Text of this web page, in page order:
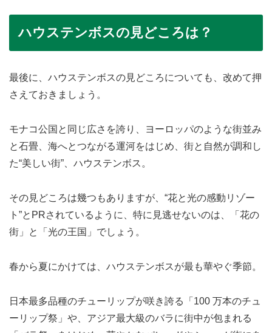
ハウステンボスの見どころは？
最後に、ハウステンボスの見どころについても、改めて押
さえておきましょう。
モナコ公国と同じ広さを誇り、ヨーロッパのような街並み
と石畳、海へとつながる運河をはじめ、街と自然が調和し
た“美しい街”、ハウステンボス。
その見どころは幾つもありますが、“花と光の感動リゾー
ト”とPRされているように、特に見逃せないのは、「花の
街」と「光の王国」でしょう。
春から夏にかけては、ハウステンボスが最も華やぐ季節。
日本最多品種のチューリップが咲き誇る「100 万本のチュ
ーリップ祭」や、アジア最大級のバラに街中が包まれる